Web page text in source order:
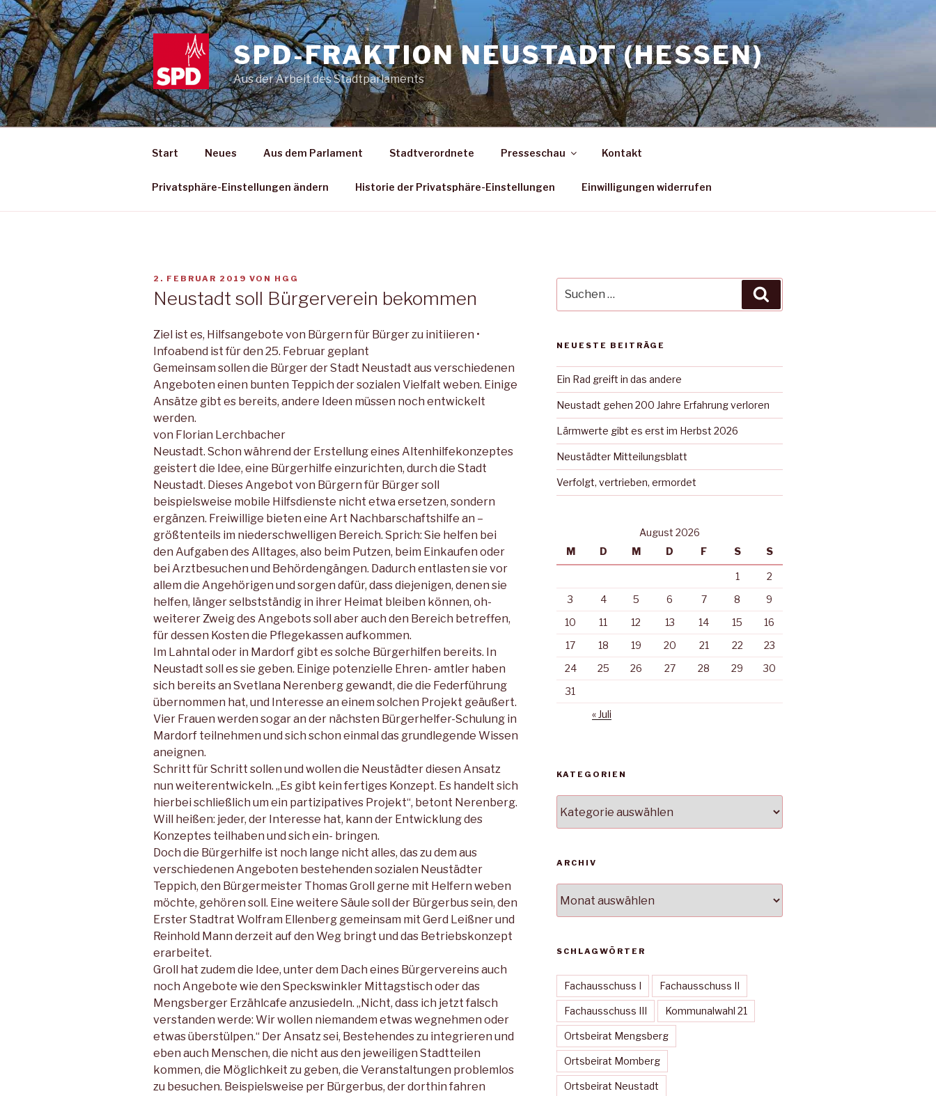
Zum
Inhalt
springen
SPD-FRAKTION NEUSTADT (HESSEN)
Aus der Arbeit des Stadtparlaments
Start Neues Aus dem Parlament Stadtverordnete Presseschau Kontakt
Privatsphäre-Einstellungen ändern Historie der Privatsphäre-Einstellungen Einwilligungen widerrufen
VERÖFFENTLICHT
2. FEBRUAR 2019 VON HGG
Neustadt soll Bürgerverein bekommen
Ziel ist es, Hilfsangebote von Bürgern für Bürger zu initiieren •
Infoabend ist für den 25. Februar geplant
Gemeinsam sollen die Bürger der Stadt Neustadt aus verschiedenen
Angeboten einen bunten Teppich der sozialen Vielfalt weben. Einige
Ansätze gibt es bereits, andere Ideen müssen noch entwickelt
werden.
von Florian Lerchbacher
Neustadt. Schon während der Erstellung eines Altenhilfekonzeptes
geistert die Idee, eine Bürgerhilfe einzurichten, durch die Stadt
Neustadt. Dieses Angebot von Bürgern für Bürger soll
beispielsweise mobile Hilfsdienste nicht etwa ersetzen, sondern
ergänzen. Freiwillige bieten eine Art Nachbarschaftshilfe an –
größtenteils im niederschwelligen Bereich. Sprich: Sie helfen bei
den Aufgaben des Alltages, also beim Putzen, beim Einkaufen oder
bei Arztbesuchen und Behördengängen. Dadurch entlasten sie vor
allem die Angehörigen und sorgen dafür, dass diejenigen, denen sie
helfen, länger selbstständig in ihrer Heimat bleiben können, oh-
weiterer Zweig des Angebots soll aber auch den Bereich betreffen,
für dessen Kosten die Pflegekassen aufkommen.
Im Lahntal oder in Mardorf gibt es solche Bürgerhilfen bereits. In
Neustadt soll es sie geben. Einige potenzielle Ehren- amtler haben
sich bereits an Svetlana Nerenberg gewandt, die die Federführung
übernommen hat, und Interesse an einem solchen Projekt geäußert.
Vier Frauen werden sogar an der nächsten Bürgerhelfer-Schulung in
Mardorf teilnehmen und sich schon einmal das grundlegende Wissen
aneignen.
Schritt für Schritt sollen und wollen die Neustädter diesen Ansatz
nun weiterentwickeln. „Es gibt kein fertiges Konzept. Es handelt sich
hierbei schließlich um ein partizipatives Projekt“, betont Nerenberg.
Will heißen: jeder, der Interesse hat, kann der Entwicklung des
Konzeptes teilhaben und sich ein- bringen.
Doch die Bürgerhilfe ist noch lange nicht alles, das zu dem aus
verschiedenen Angeboten bestehenden sozialen Neustädter
Teppich, den Bürgermeister Thomas Groll gerne mit Helfern weben
möchte, gehören soll. Eine weitere Säule soll der Bürgerbus sein, den
Erster Stadtrat Wolfram Ellenberg gemeinsam mit Gerd Leißner und
Reinhold Mann derzeit auf den Weg bringt und das Betriebskonzept
erarbeitet.
Groll hat zudem die Idee, unter dem Dach eines Bürgervereins auch
noch Angebote wie den Speckswinkler Mittagstisch oder das
Mengsberger Erzählcafe anzusiedeln. „Nicht, dass ich jetzt falsch
verstanden werde: Wir wollen niemandem etwas wegnehmen oder
etwas überstülpen.“ Der Ansatz sei, Bestehendes zu integrieren und
eben auch Menschen, die nicht aus den jeweiligen Stadtteilen
kommen, die Möglichkeit zu geben, die Veranstaltungen problemlos
zu besuchen. Beispielsweise per Bürgerbus, der dorthin fahren
nach:
NEUESTE BEITRÄGE
Ein Rad greift in das andere
Neustadt gehen 200 Jahre Erfahrung verloren
Lärmwerte gibt es erst im Herbst 2026
Neustädter Mitteilungsblatt
Verfolgt, vertrieben, ermordet
August 2026
M
D M D F S S
1
2
3
4 5 6 7 8
9
10
11 12 13 14 15
16
17
18 19 20 21 22
23
24
25 26 27 28 29
30
31
« Juli
KATEGORIEN
ARCHIV
SCHLAGWÖRTER
Fachausschuss I Fachausschuss II
Fachausschuss III Kommunalwahl 21
Ortsbeirat Mengsberg
Ortsbeirat Momberg
Ortsbeirat Neustadt